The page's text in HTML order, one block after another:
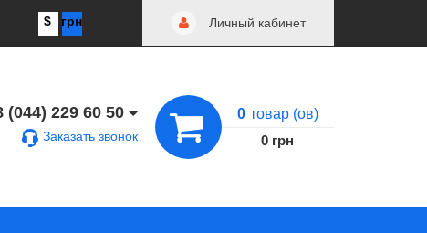
$ грн Личный кабинет
(044) 229 60 50
Заказать звонок
0 товар (ов)
0 грн